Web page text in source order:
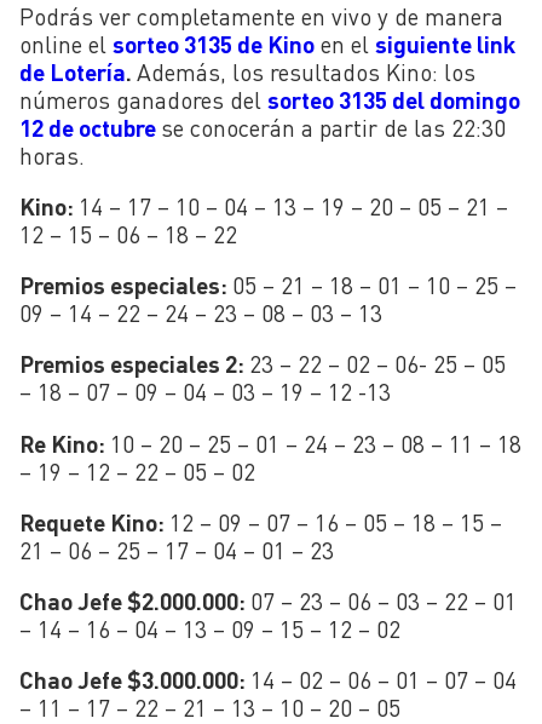
Podrás ver completamente en vivo y de manera
online el sorteo 3135 de Kino en el siguiente link
de Lotería. Además, los resultados Kino: los
números ganadores del sorteo 3135 del domingo
12 de octubre se conocerán a partir de las 22:30
horas.
Kino: 14 – 17 – 10 – 04 – 13 – 19 – 20 – 05 – 21 –
12 – 15 – 06 – 18 – 22
Premios especiales: 05 – 21 – 18 – 01 – 10 – 25 –
09 – 14 – 22 – 24 – 23 – 08 – 03 – 13
Premios especiales 2: 23 – 22 – 02 – 06- 25 – 05
– 18 – 07 – 09 – 04 – 03 – 19 – 12 -13
Re Kino: 10 – 20 – 25 – 01 – 24 – 23 – 08 – 11 – 18
– 19 – 12 – 22 – 05 – 02
Requete Kino: 12 – 09 – 07 – 16 – 05 – 18 – 15 –
21 – 06 – 25 – 17 – 04 – 01 – 23
Chao Jefe $2.000.000: 07 – 23 – 06 – 03 – 22 – 01
– 14 – 16 – 04 – 13 – 09 – 15 – 12 – 02
Chao Jefe $3.000.000: 14 – 02 – 06 – 01 – 07 – 04
– 11 – 17 – 22 – 21 – 13 – 10 – 20 – 05